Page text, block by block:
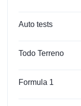
Auto tests
Todo Terreno
Formula 1